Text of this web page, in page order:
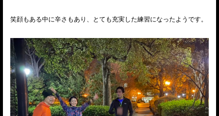
笑顔もある中に辛さもあり、とても充実した練習になったようです。